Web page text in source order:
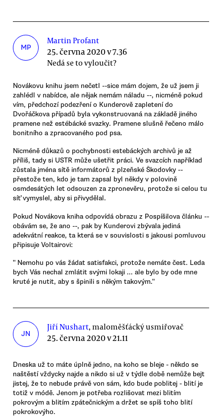
MP
Martin Profant
25. června 2020 v 7.36
Nedá se to vyloučit?
Novákovu knihu jsem nečetl --sice mám dojem, že už jsem ji
zahlédl v nabídce, ale nějak nemám náladu --, nicméně pokud
vím, předchozí podezření o Kunderově zapletení do
Dvořáčkova případů byla vykonstruovaná na základě jiného
pramene než estébácké svazky. Pramene slušně řečeno málo
bonitního a zpracovaného pod psa.
Nicméně důkazů o pochybnosti estebáckých archivů je až
příliš, tady si USTR může ušetřit práci. Ve svazcích například
zůstala jména sítě informátorů z plzeňské Škodovky --
přestože ten, kdo je tam zapsal byl někdy v polovině
osmdesátých let odsouzen za zpronevěru, protože si celou tu
síť vymyslel, aby si přivydělal.
Pokud Novákova kniha odpovídá obrazu z Pospíšilova článku --
obávám se, že ano --, pak by Kunderovi zbývala jediná
adekvátní reakce, ta která se v souvislosti s jakousi pomluvou
připisuje Voltairovi:
" Nemohu po vás žádat satisfakci, protože nemáte čest. Leda
bych Vás nechal zmlátit svými lokaji ... ale bylo by ode mne
kruté je nutit, aby s špinili s někým takovým."
JN
Jiří Nushart, maloměšťácký usmiřovač
25. června 2020 v 21.11
Dneska už to máte úplně jedno, na koho se bleje - někdo se
naštěstí vždycky najde a nikdo si už v týdle době nemůže bejt
jistej, že to nebude právě von sám, kdo bude poblitej - blití je
totiž v módě. Jenom je potřeba rozlišovat mezi blitím
pokrovým a blitím zpátečnickým a držet se spíš toho blití
pokrokovýho.